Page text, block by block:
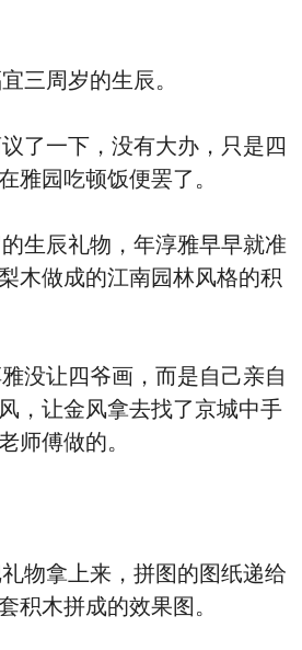
三周岁的生辰。
了一下，没有大办，只是四
雅园吃顿饭便罢了。
生辰礼物，年淳雅早早就准
木做成的江南园林风格的积
没让四爷画，而是自己亲自
，让金风拿去找了京城中手
师傅做的。
物拿上来，拼图的图纸递给
积木拼成的效果图。